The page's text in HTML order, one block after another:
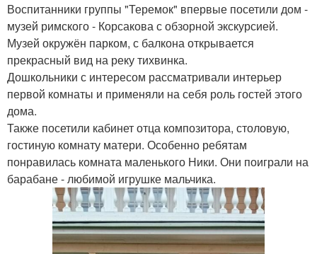
Воспитанники группы "Теремок" впервые посетили дом -
музей римского - Корсакова с обзорной экскурсией.
Музей окружён парком, с балкона открывается
прекрасный вид на реку тихвинка.
Дошкольники с интересом рассматривали интерьер
первой комнаты и применяли на себя роль гостей этого
дома.
Также посетили кабинет отца композитора, столовую,
гостиную комнату матери. Особенно ребятам
понравилась комната маленького Ники. Они поиграли на
барабане - любимой игрушке мальчика.